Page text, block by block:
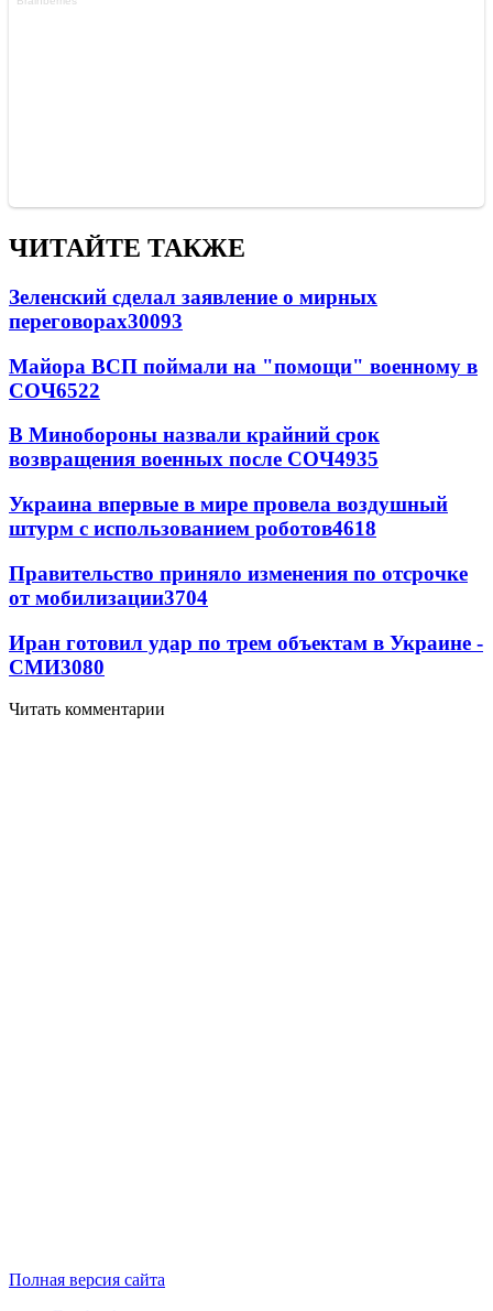
ЧИТАЙТЕ ТАКЖЕ
Зеленский сделал заявление о мирных
переговорах30093
Майора ВСП поймали на "помощи" военному в
СОЧ6522
В Минобороны назвали крайний срок
возвращения военных после СОЧ4935
Украина впервые в мире провела воздушный
штурм с использованием роботов4618
Правительство приняло изменения по отсрочке
от мобилизации3704
Иран готовил удар по трем объектам в Украине -
СМИ3080
Читать комментарии
Полная версия сайта